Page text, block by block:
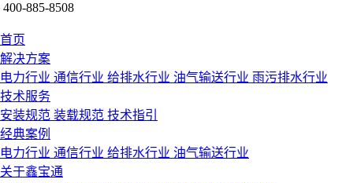
400-885-8508
首页
解决方案
电力行业 通信行业 给排水行业 油气输送行业 雨污排水行业
技术服务
安装规范 装载规范 技术指引
经典案例
电力行业 通信行业 给排水行业 油气输送行业
关于鑫宝通